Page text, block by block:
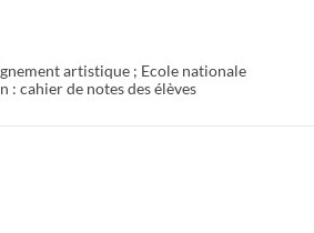
artistique ; Ecole nationale
: cahier de notes des élèves